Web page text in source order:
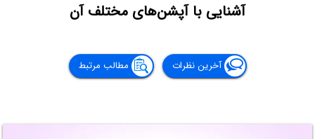
آشنایی با آپشن‌های مختلف آن
آخرین نظرات مطالب مرتبط